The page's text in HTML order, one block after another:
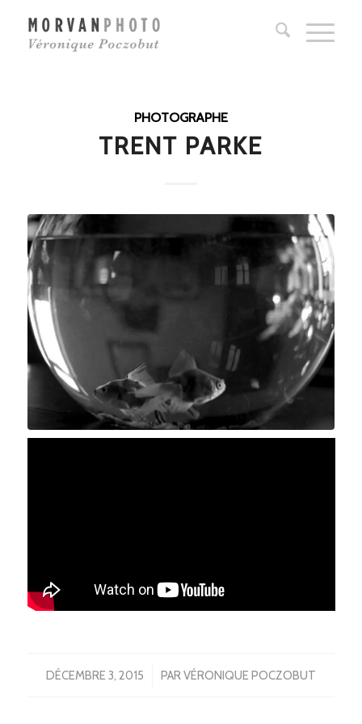
PHOTOGRAPHE
TRENT PARKE
DÉCEMBRE 3, 2015
/ PARVÉRONIQUE POCZOBUT